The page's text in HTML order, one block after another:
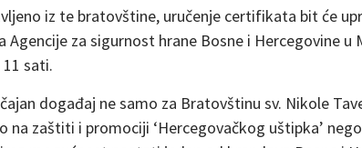
iz te bratovštine, uručenje certifikata bit će
Agencije za sigurnost hrane Bosne i Hercegovine u
sati.
događaj ne samo za Bratovštinu sv. Nikole
na zaštiti i promociji ‘Hercegovačkog uštipka’